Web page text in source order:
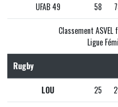
UFAB 49 58
Classement
Ligue
Rugby
LOU 25